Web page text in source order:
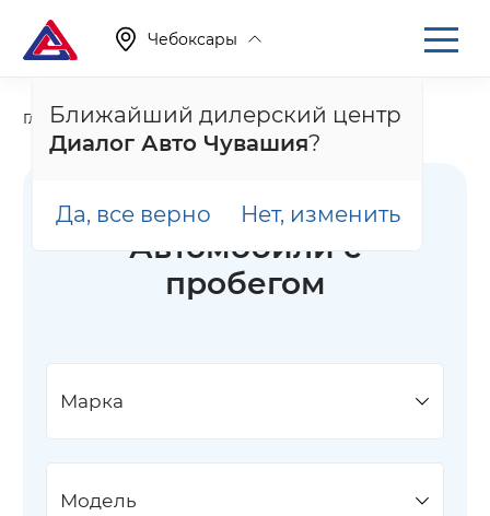
Чебоксары
Ближайший дилерский центр
Диалог Авто Чувашия?
Да, все верно Нет, изменить
Главная Каталог Автомобили с пробегом
Автомобили с
пробегом
Марка
Модель